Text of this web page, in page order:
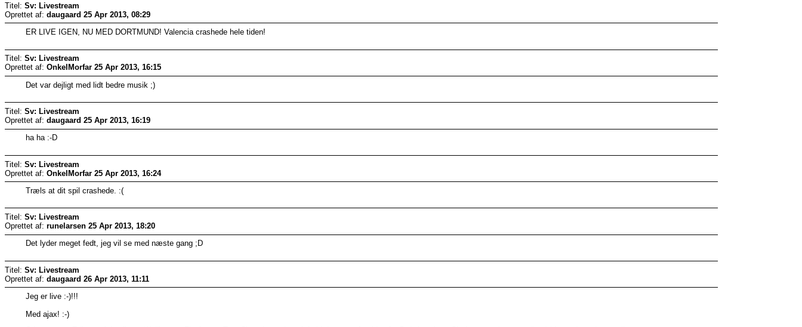
Titel: Sv: Livestream
Oprettet af: daugaard 25 Apr 2013, 08:29
ER LIVE IGEN, NU MED DORTMUND! Valencia crashede hele tiden!
Titel: Sv: Livestream
Oprettet af: OnkelMorfar 25 Apr 2013, 16:15
Det var dejligt med lidt bedre musik ;)
Titel: Sv: Livestream
Oprettet af: daugaard 25 Apr 2013, 16:19
ha ha :-D
Titel: Sv: Livestream
Oprettet af: OnkelMorfar 25 Apr 2013, 16:24
Træls at dit spil crashede. :(
Titel: Sv: Livestream
Oprettet af: runelarsen 25 Apr 2013, 18:20
Det lyder meget fedt, jeg vil se med næste gang ;D
Titel: Sv: Livestream
Oprettet af: daugaard 26 Apr 2013, 11:11
Jeg er live :-)!!!
Med ajax! :-)